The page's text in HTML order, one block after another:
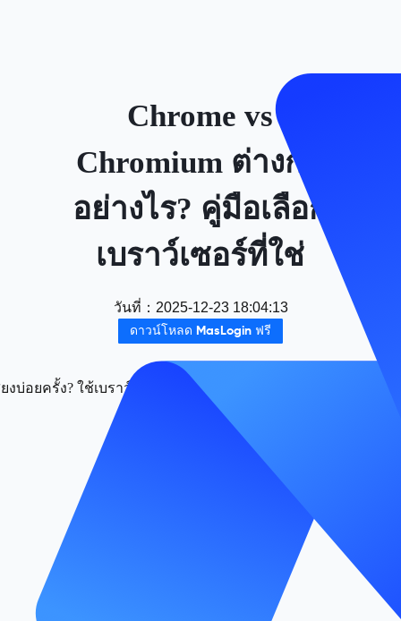
Chrome vs
Chromium ต่างกัน
อย่างไร? คู่มือเลือก
เบราว์เซอร์ที่ใช่
วันที่ ： 2025-12-23 18:04:13
ดาวน์โหลด MasLogin ฟรี
บ่อยครั้ง? ใช้เบราว์เซอร์ลายนิ้วมือ Maslogin เพื่อจัดการหล